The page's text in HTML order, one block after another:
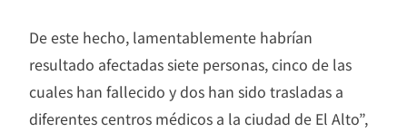
De este hecho, lamentablemente habrían
resultado afectadas siete personas, cinco de las
cuales han fallecido y dos han sido trasladas a
diferentes centros médicos a la ciudad de El Alto”,